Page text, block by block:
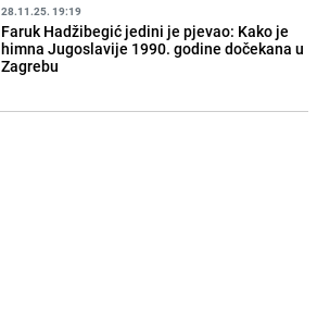
28.11.25. 19:19
Faruk Hadžibegić jedini je pjevao: Kako je
himna Jugoslavije 1990. godine dočekana u
Zagrebu